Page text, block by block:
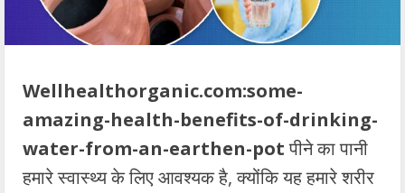
Wellhealthorganic.com:some-
amazing-health-benefits-of-drinking-
water-from-an-earthen-potपीने का पानी
हमारे स्वास्थ्य के लिए आवश्यक है, क्योंकि यह हमारे शरीर